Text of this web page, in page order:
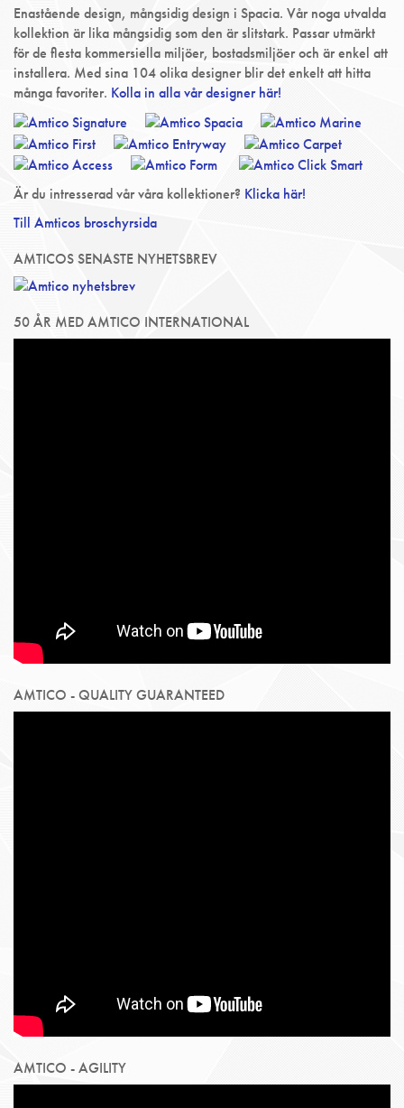
Enastående design, mångsidig design i Spacia. Vår noga utvalda
kollektion är lika mångsidig som den är slitstark. Passar utmärkt
för de flesta kommersiella miljöer, bostadsmiljöer och är enkel att
installera. Med sina 104 olika designer blir det enkelt att hitta
många favoriter. Kolla in alla vår designer här!
Är du intresserad vår våra kollektioner? Klicka här!
Till Amticos broschyrsida
AMTICOS SENASTE NYHETSBREV
50 ÅR MED AMTICO INTERNATIONAL
AMTICO - QUALITY GUARANTEED
AMTICO - AGILITY